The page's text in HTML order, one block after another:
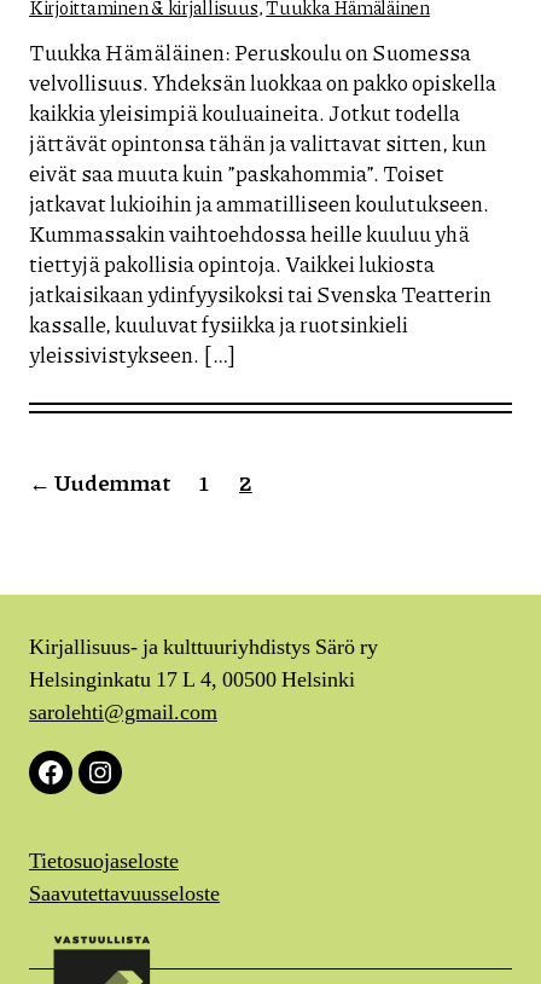
Kirjoittaminen & kirjallisuus,Tuukka Hämäläinen
Tuukka Hämäläinen: Peruskoulu on Suomessa
velvollisuus. Yhdeksän luokkaa on pakko opiskella
kaikkia yleisimpiä kouluaineita. Jotkut todella
jättävät opintonsa tähän ja valittavat sitten, kun
eivät saa muuta kuin ”paskahommia”. Toiset
jatkavat lukioihin ja ammatilliseen koulutukseen.
Kummassakin vaihtoehdossa heille kuuluu yhä
tiettyjä pakollisia opintoja. Vaikkei lukiosta
jatkaisikaan ydinfyysikoksi tai Svenska Teatterin
kassalle, kuuluvat fysiikka ja ruotsinkieli
yleissivistykseen. […]
Artikkelien
← Uudemmat 1 2
Kirjallisuus- ja kulttuuriyhdistys Särö ry
Helsinginkatu 17 L 4, 00500 Helsinki
sarolehti@gmail.com
FacebookInstagram
Tietosuojaseloste
Saavutettavuusseloste